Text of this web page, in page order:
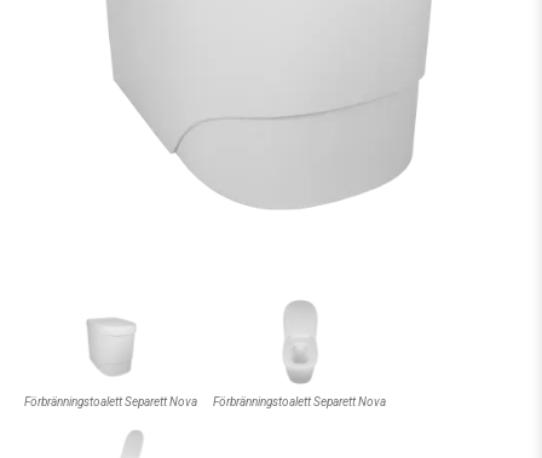
Förbränningstoalett Separett Nova Förbränningstoalett Separett Nova